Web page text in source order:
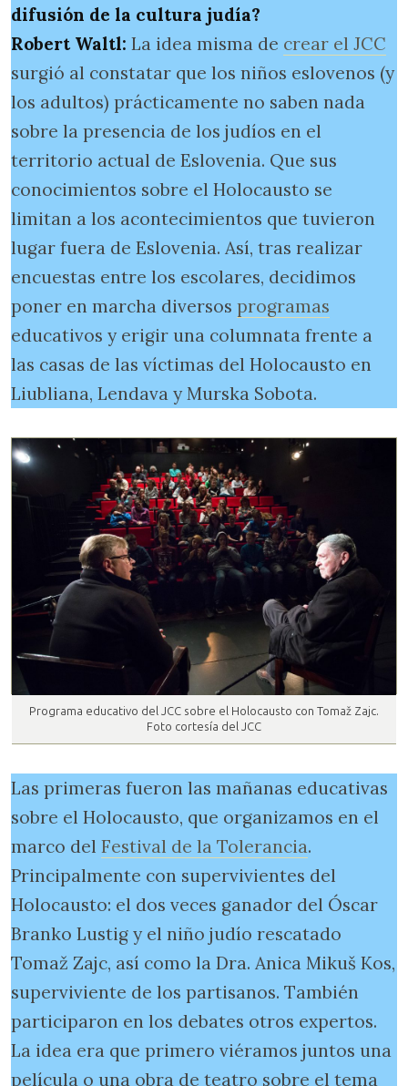
difusión de la cultura judía?
Robert Waltl: La idea misma de crear el JCC
surgió al constatar que los niños eslovenos (y
los adultos) prácticamente no saben nada
sobre la presencia de los judíos en el
territorio actual de Eslovenia. Que sus
conocimientos sobre el Holocausto se
limitan a los acontecimientos que tuvieron
lugar fuera de Eslovenia. Así, tras realizar
encuestas entre los escolares, decidimos
poner en marcha diversos programas
educativos y erigir una columnata frente a
las casas de las víctimas del Holocausto en
Liubliana, Lendava y Murska Sobota.
Programa educativo del JCC sobre el Holocausto con Tomaž Zajc.
Foto cortesía del JCC
Las primeras fueron las mañanas educativas
sobre el Holocausto, que organizamos en el
marco del Festival de la Tolerancia.
Principalmente con supervivientes del
Holocausto: el dos veces ganador del Óscar
Branko Lustig y el niño judío rescatado
Tomaž Zajc, así como la Dra. Anica Mikuš Kos,
superviviente de los partisanos. También
participaron en los debates otros expertos.
La idea era que primero viéramos juntos una
película o una obra de teatro sobre el tema